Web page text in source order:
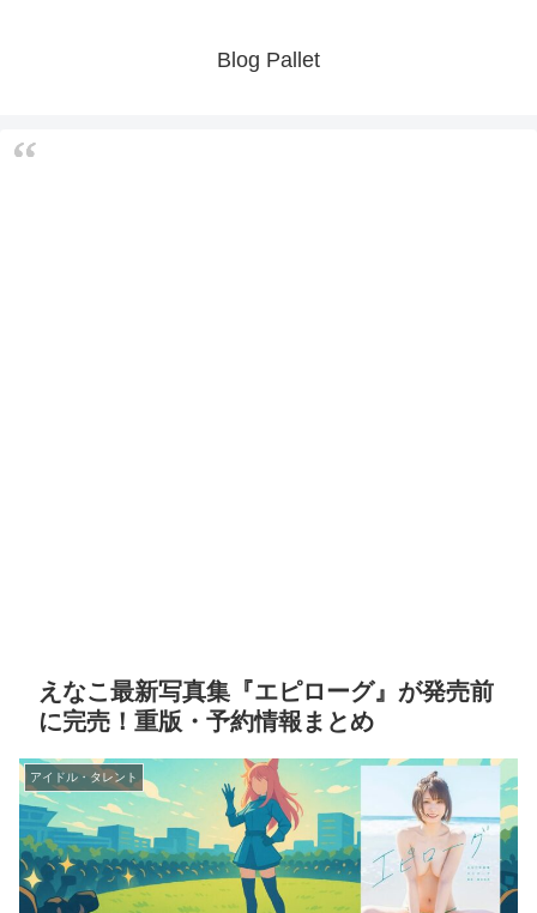
Blog Pallet
えなこ最新写真集『エピローグ』が発売前
に完売！重版・予約情報まとめ
アイドル・タレント